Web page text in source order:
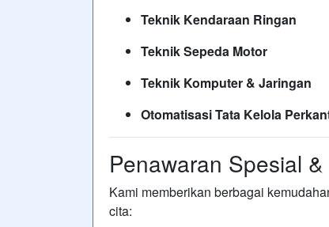
Teknik Kendaraan Ringan
Teknik Sepeda Motor
Teknik Komputer & Jaringan
Otomatisasi Tata Kelola
Penawaran Spesial
Kami memberikan berbagai
cita: